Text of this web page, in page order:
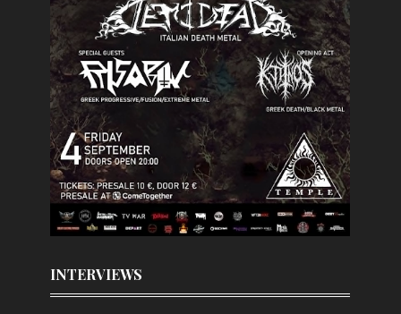
INTERVIEWS